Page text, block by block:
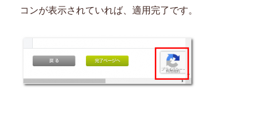
コンが表示されていれば、適用完了です。